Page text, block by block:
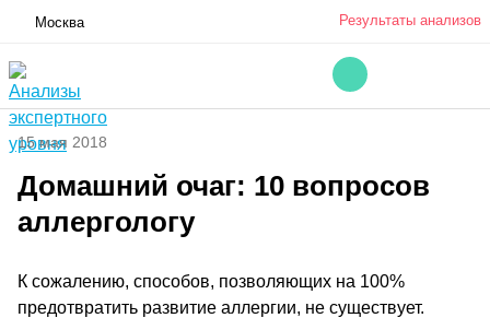
Москва Результаты анализов
15 мая 2018
Домашний очаг: 10 вопросов
аллергологу
К сожалению, способов, позволяющих на 100%
предотвратить развитие аллергии, не существует.